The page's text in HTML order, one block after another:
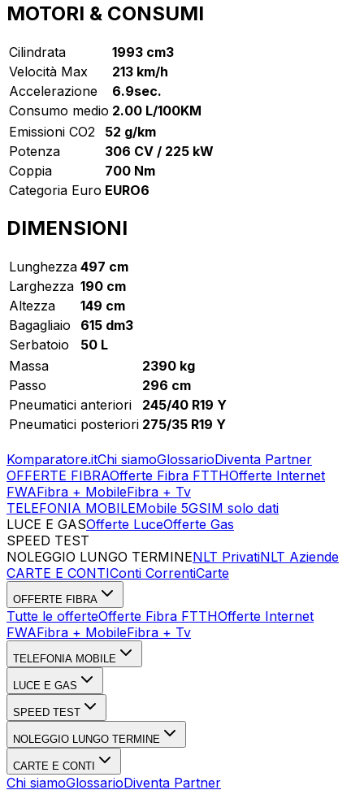
MOTORI & CONSUMI
Cilindrata
1993 cm3
Velocità Max
213 km/h
Accelerazione
6.9sec.
Consumo medio 2.00 L/100KM
Emissioni CO2
52 g/km
Potenza
306 CV / 225 kW
Coppia
700 Nm
Categoria Euro EURO6
DIMENSIONI
Lunghezza 497 cm
Larghezza 190 cm
Altezza
149 cm
Bagagliaio
615 dm3
Serbatoio
50 L
Massa
2390 kg
Passo
296 cm
Pneumatici anteriori
245/40 R19 Y
Pneumatici posteriori 275/35 R19 Y
Komparatore.itChi siamoGlossarioDiventa Partner
OFFERTE FIBRAOfferte Fibra FTTHOfferte Internet
FWAFibra + MobileFibra + Tv
TELEFONIA MOBILEMobile 5GSIM solo dati
LUCE E GASOfferte LuceOfferte Gas
SPEED TEST
NOLEGGIO LUNGO TERMINENLT PrivatiNLT Aziende
CARTE E CONTIConti CorrentiCarte
OFFERTE FIBRA
Tutte le offerteOfferte Fibra FTTHOfferte Internet
FWAFibra + MobileFibra + Tv
TELEFONIA MOBILE
LUCE E GAS
SPEED TEST
NOLEGGIO LUNGO TERMINE
CARTE E CONTI
Chi siamoGlossarioDiventa Partner